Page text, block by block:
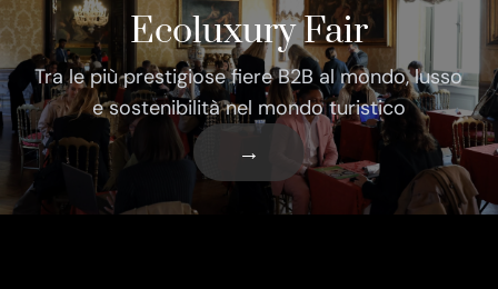
Ecoluxury Fair
Tra le più prestigiose fiere B2B al mondo, lusso
e sostenibilità nel mondo turistico
→